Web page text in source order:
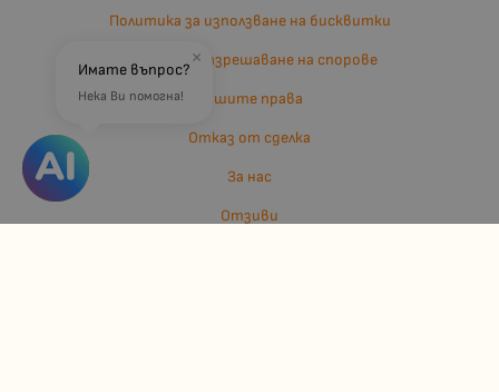
Политика за използване на бисквитки
Въпроси и разрешаване на спорове
Вашите права
Отказ от сделка
За нас
Отзиви
×
Имате въпрос?
Нека Ви помогна!